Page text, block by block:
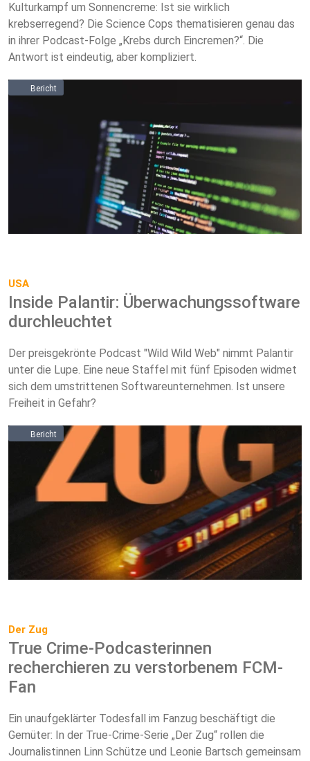
Kulturkampf um Sonnencreme: Ist sie wirklich
krebserregend? Die Science Cops thematisieren genau das
in ihrer Podcast-Folge „Krebs durch Eincremen?“. Die
Antwort ist eindeutig, aber kompliziert.
Bericht
USA
Inside Palantir: Überwachungssoftware
durchleuchtet
Der preisgekrönte Podcast "Wild Wild Web" nimmt Palantir
unter die Lupe. Eine neue Staffel mit fünf Episoden widmet
sich dem umstrittenen Softwareunternehmen. Ist unsere
Freiheit in Gefahr?
Bericht
Der Zug
True Crime-Podcasterinnen
recherchieren zu verstorbenem FCM-
Fan
Ein unaufgeklärter Todesfall im Fanzug beschäftigt die
Gemüter: In der True-Crime-Serie „Der Zug“ rollen die
Journalistinnen Linn Schütze und Leonie Bartsch gemeinsam